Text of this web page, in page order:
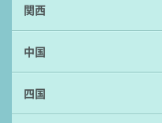
関西
中国
四国